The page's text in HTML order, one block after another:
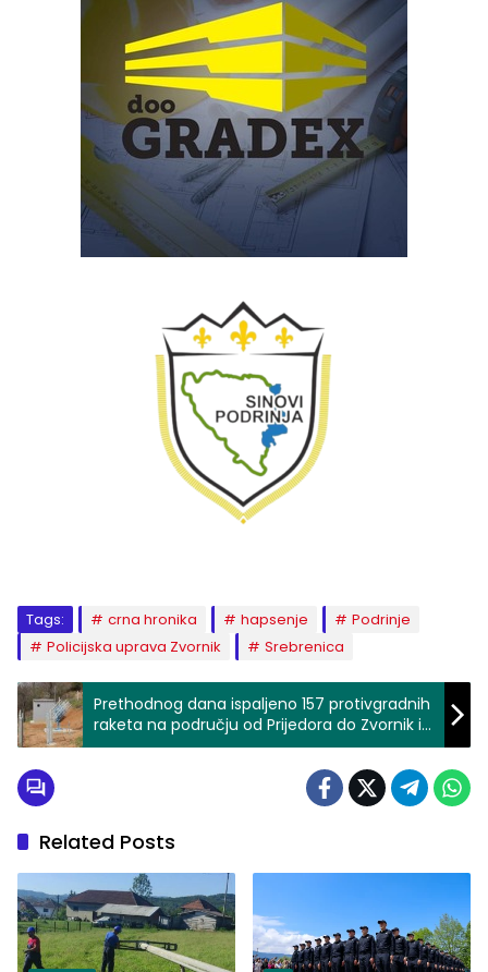
Tags: crna hronika hapsenje
Podrinje
Policijska uprava Zvornik
Srebrenica
Prethodnog dana ispaljeno 157 protivgradnih
raketa na području od Prijedora do Zvornik i
Bileće
Related Posts